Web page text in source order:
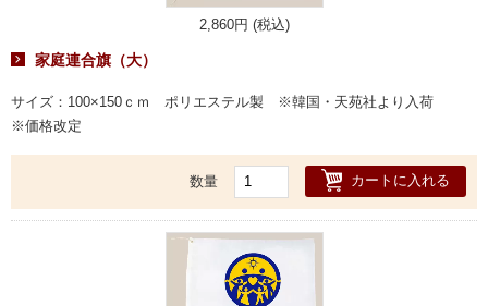
2,860円 (税込)
家庭連合旗（大）
サイズ：100×150ｃｍ ポリエステル製 ※韓国・天苑社より入荷
※価格改定
数量 カートに入れる